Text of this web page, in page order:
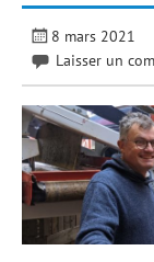
8 mars 2021
Laisser un